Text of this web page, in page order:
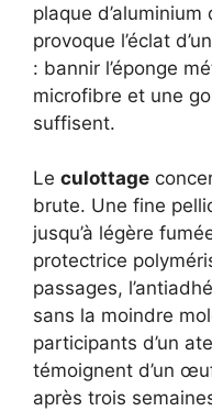
plaque d’aluminium
provoque l’éclat
: bannir l’éponge
microfibre et une
suffisent.
Le culottage
brute. Une fine
jusqu’à légère
protectrice
passages,
sans la moindre
participants d’un
témoignent d’un
après trois